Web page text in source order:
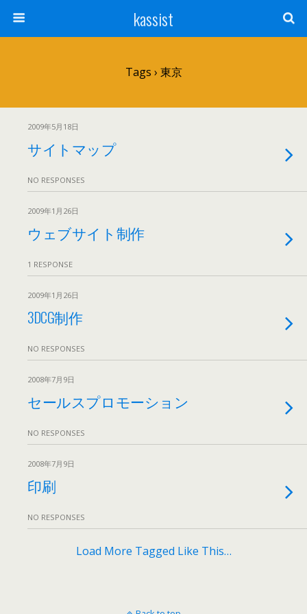
kassist
Tags › 東京
2009年5月18日
サイトマップ
NO RESPONSES
2009年1月26日
ウェブサイト制作
1 RESPONSE
2009年1月26日
3DCG制作
NO RESPONSES
2008年7月9日
セールスプロモーション
NO RESPONSES
2008年7月9日
印刷
NO RESPONSES
Load More Tagged Like This…